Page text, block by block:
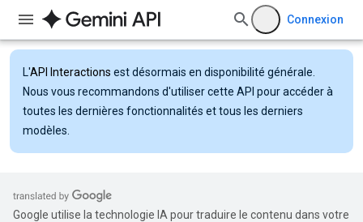
Connexion
L'API Interactions est désormais en disponibilité générale.
Nous vous recommandons d'utiliser cette API pour accéder à
toutes les dernières fonctionnalités et tous les derniers
modèles.
Google utilise la technologie IA pour traduire le contenu dans votre